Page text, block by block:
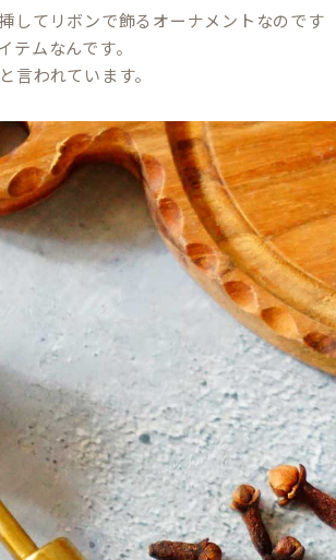
してリボンで飾るオーナメントなのです
ムなんです。
われています。